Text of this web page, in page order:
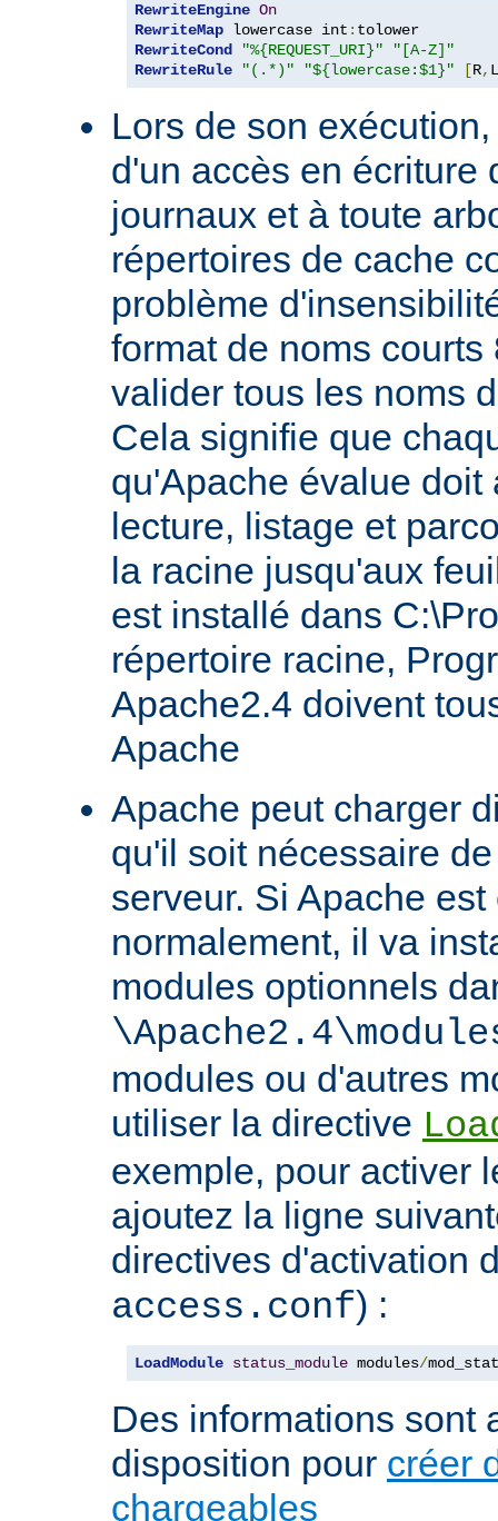
RewriteEngine On
RewriteMap lowercase int :
RewriteCond
"%{REQUEST_URI}"
"[A-Z]"
RewriteRule
"(.*)" "${lowercase:$1}" [R, L
Lors de son
d'un accès en écriture
journaux et à toute
répertoires de cache
problème
format de noms courts
valider tous les noms
Cela signifie que
qu'Apache évalue doit
lecture, listage et
la racine jusqu'aux
est installé dans
répertoire racine,
Apache2.4 doivent
Apache
Apache peut charger
qu'il soit nécessaire
serveur. Si Apache
normalement, il va
modules optionnels
modules ou d'autres
utiliser la directive
exemple, pour activer
ajoutez la ligne
directives d'activation
access.conf) :
LoadModule status_module modules/
Des informations sont
disposition pour créer
chargeables